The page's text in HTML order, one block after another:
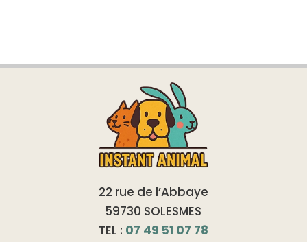
22 rue de l’Abbaye
59730 SOLESMES
TEL : 07 49 51 07 78